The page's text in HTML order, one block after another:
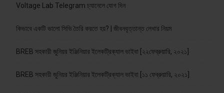
Voltage Lab Telegram চ্যানেলে যোগ দিন
কিভাবে একটি ভালো সিভি তৈরি করতে হয়? | জীবনবৃত্তান্ত লেখার নিয়ম
BREB সহকারী জুনিয়র ইঞ্জিনিয়ার ইলেকট্রিক্যাল ভাইবা [২২ফেব্রুয়ারি, ২০২১]
BREB সহকারী জুনিয়র ইঞ্জিনিয়ার ইলেকট্রিক্যাল ভাইবা [১১ ফেব্রুয়ারি, ২০২১]